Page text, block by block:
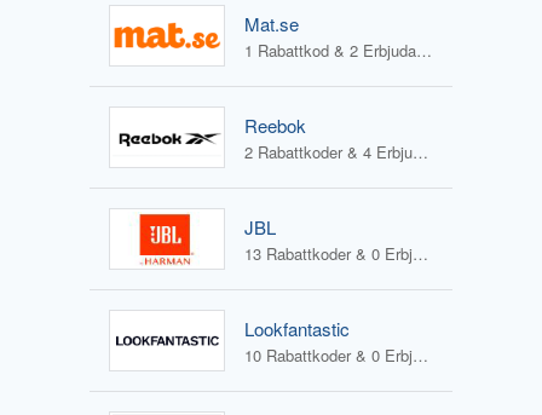
Mat.se
1 Rabattkod & 2 Erbjudanden
Reebok
2 Rabattkoder & 4 Erbjudanden
JBL
13 Rabattkoder & 0 Erbjudanden
Lookfantastic
10 Rabattkoder & 0 Erbjudanden